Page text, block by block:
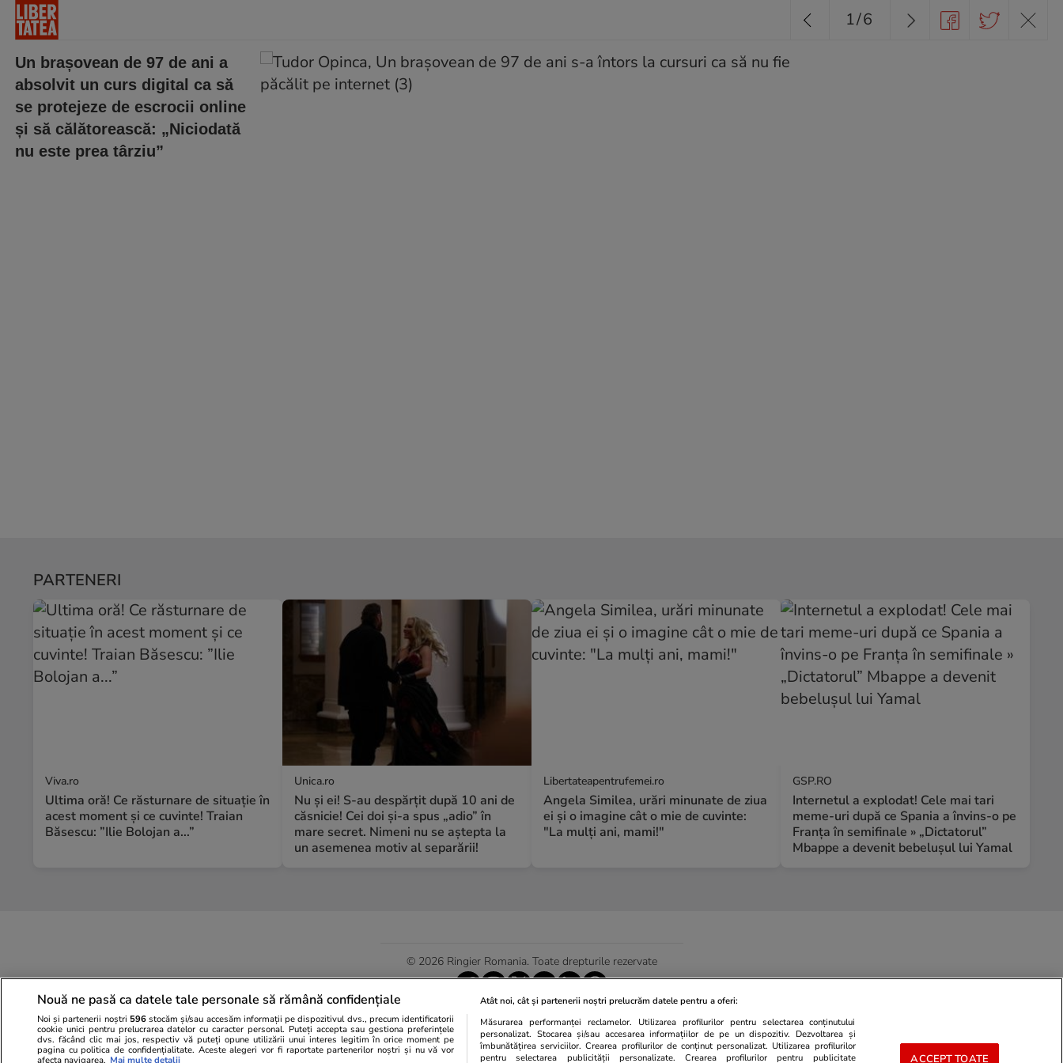
Un brașovean de 97 de ani a
absolvit un curs digital ca să
se protejeze de escrocii online
și să călătorească: „Niciodată
nu este prea târziu”
1/6
PARTENERI
Viva.ro
Ultima oră! Ce răsturnare de situație în
acest moment și ce cuvinte! Traian
Băsescu: ”Ilie Bolojan a...”
Unica.ro
Nu și ei! S-au despărțit după 10 ani de
căsnicie! Cei doi și-a spus „adio” în
mare secret. Nimeni nu se aștepta la
un asemenea motiv al separării!
Libertateapentrufemei.ro
Angela Similea, urări minunate de ziua
ei și o imagine cât o mie de cuvinte:
"La mulți ani, mami!"
GSP.RO
Internetul a explodat! Cele mai tari
meme-uri după ce Spania a învins-o pe
Franța în semifinale » „Dictatorul”
Mbappe a devenit bebelușul lui Yamal
© 2026 Ringier Romania. Toate drepturile rezervate
Actualizare preferințe cookies
Nouă ne pasă ca datele tale personale să rămână confidențiale
Noi și partenerii noștri 596stocăm și/sau accesăm informații pe dispozitivul dvs., precum identificatorii
cookie unici pentru prelucrarea datelor cu caracter personal. Puteți accepta sau gestiona preferințele
dvs. făcând clic mai jos, respectiv vă puteți opune utilizării unui interes legitim în orice moment pe
pagina cu politica de confidențialitate. Aceste alegeri vor fi raportate partenerilor noștri și nu vă vor
afecta navigarea. Mai multe detalii
Atât noi, cât și partenerii noștri prelucrăm datele pentru a oferi:
Măsurarea performanței reclamelor. Utilizarea profilurilor pentru selectarea conținutului
personalizat. Stocarea și/sau accesarea informațiilor de pe un dispozitiv. Dezvoltarea și
îmbunătățirea serviciilor. Crearea profilurilor de conținut personalizat. Utilizarea profilurilor
pentru selectarea publicității personalizate. Crearea profilurilor pentru publicitate
ACCEPT TOATE